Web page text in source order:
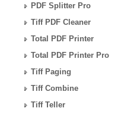
PDF Splitter Pro
Tiff PDF Cleaner
Total PDF Printer
Total PDF Printer Pro
Tiff Paging
Tiff Combine
Tiff Teller